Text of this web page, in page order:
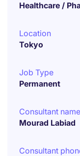
Healthcare /
Location
Tokyo
Job Type
Permanent
Consultant name
Mourad Labiad
Consultant